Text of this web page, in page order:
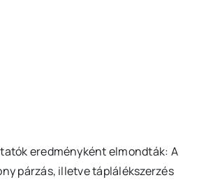
eredményként elmondták: A
párzás, illetve táplálékszerzés